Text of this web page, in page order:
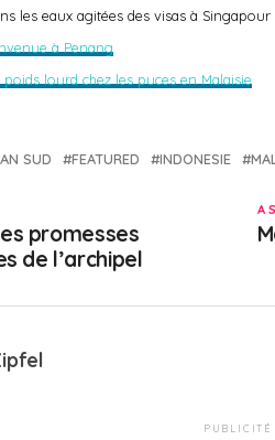
les eaux agitées des visas à Singapour
à Penang
poids lourd chez les puces en Malaisie
SUD FEATURED INDONESIE
A
promesses
de l’archipel
PUBLICITÉ